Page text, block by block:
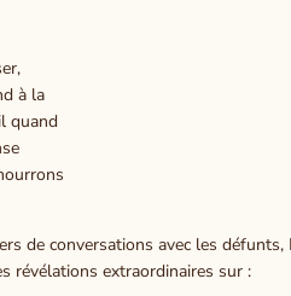
à la
quand
de conversations avec les
révélations extraordinaires sur :